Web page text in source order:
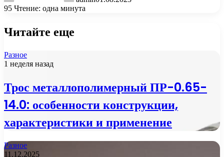
95 Чтение: одна минута
Читайте еще
Разное
1 неделя назад
Трос металлополимерный ПР-0.65-
14.0: особенности конструкции,
характеристики и применение
Разное
11.12.2025